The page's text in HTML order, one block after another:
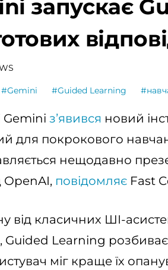
запускає
#Gemini #Guided Learning
Gemini зʼявився новий
для покрокового
нещодавно
OpenAI, повідомляє Fast
від класичних ШІ-
Guided Learning
міг краще їх